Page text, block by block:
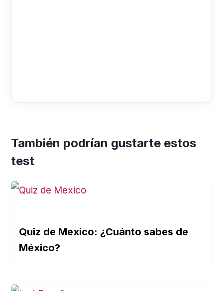
También podrían gustarte estos
test
Quiz de Mexico: ¿Cuánto sabes de
México?